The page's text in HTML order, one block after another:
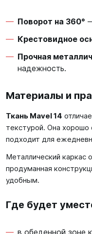
Поворот на 360°
Крестовидное
Прочная
надежность.
Материалы и
Ткань Mavel 14
текстурой. Она хорошо
подходит для
Металлический каркас
продуманная
удобным.
Где будет
в обеденной зоне